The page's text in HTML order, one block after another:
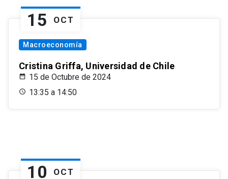
15 OCT
Macroeconomía
Cristina Griffa, Universidad de Chile
15 de Octubre de 2024
13:35 a 14:50
10 OCT